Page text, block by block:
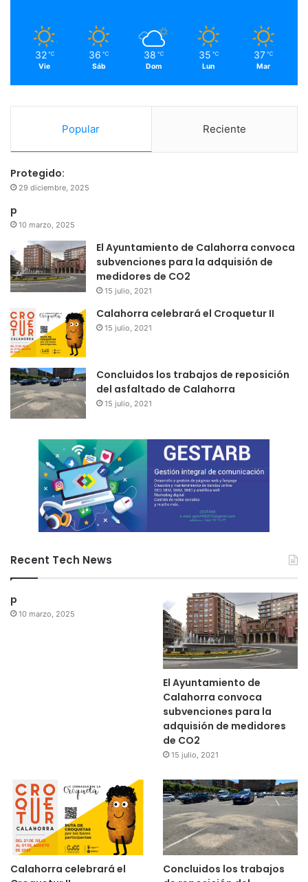
m
32 ℃
Vie
36 ℃
Sáb
38 ℃
Dom
35 ℃
Lun
37 ℃
Mar
Popular Reciente
Protegido:
29 diciembre, 2025
p
10 marzo, 2025
El Ayuntamiento de Calahorra convoca
subvenciones para la adquisión de
medidores de CO2
15 julio, 2021
Calahorra celebrará el Croquetur II
15 julio, 2021
Concluidos los trabajos de reposición
del asfaltado de Calahorra
15 julio, 2021
Recent Tech News
p
10 marzo, 2025
El Ayuntamiento de
Calahorra convoca
subvenciones para la
adquisión de medidores
de CO2
15 julio, 2021
Calahorra celebrará el
Concluidos los trabajos